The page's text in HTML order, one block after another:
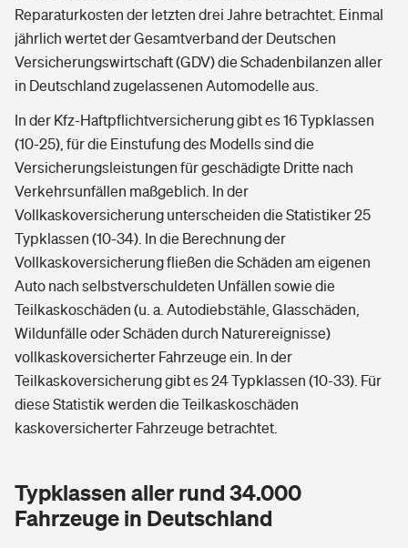
Reparaturkosten der letzten drei Jahre betrachtet. Einmal
jährlich wertet der Gesamtverband der Deutschen
Versicherungswirtschaft (GDV) die Schadenbilanzen aller
in Deutschland zugelassenen Automodelle aus.
In der Kfz-Haftpflichtversicherung gibt es 16 Typklassen
(10-25), für die Einstufung des Modells sind die
Versicherungsleistungen für geschädigte Dritte nach
Verkehrsunfällen maßgeblich. In der
Vollkaskoversicherung unterscheiden die Statistiker 25
Typklassen (10-34). In die Berechnung der
Vollkaskoversicherung fließen die Schäden am eigenen
Auto nach selbstverschuldeten Unfällen sowie die
Teilkaskoschäden (u. a. Autodiebstähle, Glasschäden,
Wildunfälle oder Schäden durch Naturereignisse)
vollkaskoversicherter Fahrzeuge ein. In der
Teilkaskoversicherung gibt es 24 Typklassen (10-33). Für
diese Statistik werden die Teilkaskoschäden
kaskoversicherter Fahrzeuge betrachtet.
Typklassen aller rund 34.000
Fahrzeuge in Deutschland